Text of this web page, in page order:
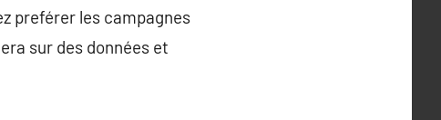
preférer les campagnes
sur des données et